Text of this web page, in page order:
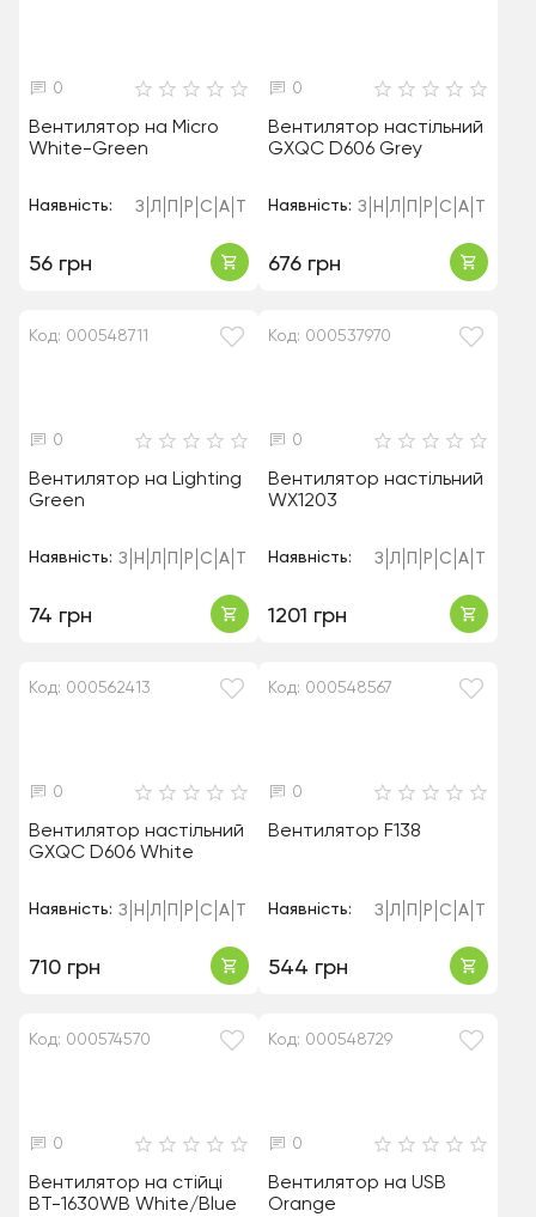
0
Вентилятор на Micro
White-Green
Наявність: З Л Р С А
56 грн
0
Вентилятор настільний
GXQC D606 Grey
Наявність: З Н Л Р С А
676 грн
Код: 000548711
0
Вентилятор на Lighting
Green
Наявність: З Н Л Р С А
74 грн
Код: 000537970
0
Вентилятор настільний
WX1203
Наявність: З Л Р С А
1201 грн
Код: 000562413
0
Вентилятор настільний
GXQC D606 White
Наявність: З Н Л Р С А
710 грн
Код: 000548567
0
Вентилятор F138
Наявність: З Л Р С А
544 грн
Код: 000574570
0
Вентилятор на стійці
BT-1630WB White/Blue
Код: 000548729
0
Вентилятор на USB
Orange